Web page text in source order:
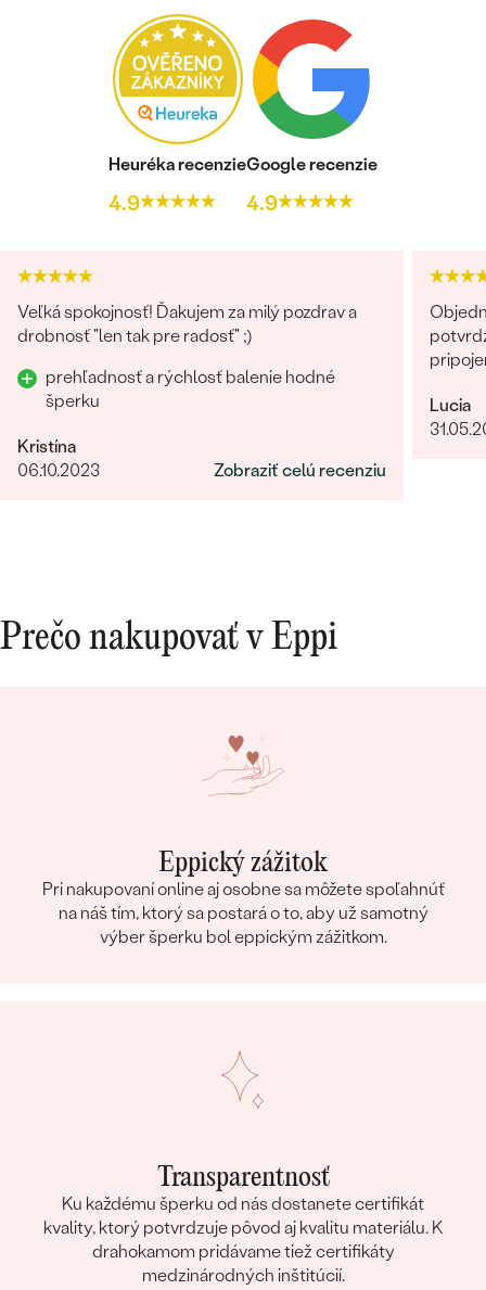
Heuréka recenzie
4.9
Google recenzie
4.9
Veľká spokojnosť! Ďakujem za milý pozdrav a
drobnosť "len tak pre radosť" ;)
prehľadnosť a rýchlosť balenie hodné
šperku
Kristína
06.10.2023
Zobraziť celú recenziu
Lucia
Prečo nakupovať v Eppi
Eppický zážitok
Pri nakupovaní online aj osobne sa môžete spoľahnúť
na náš tím, ktorý sa postará o to, aby už samotný
výber šperku bol eppickým zážitkom.
Transparentnosť
Ku každému šperku od nás dostanete certifikát
kvality, ktorý potvrdzuje pôvod aj kvalitu materiálu. K
drahokamom pridávame tiež certifikáty
medzinárodných inštitúcií.